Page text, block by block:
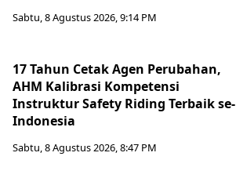
Sabtu, 8 Agustus 2026, 9:14 PM
17 Tahun Cetak Agen Perubahan,
AHM Kalibrasi Kompetensi
Instruktur Safety Riding Terbaik se-
Indonesia
Sabtu, 8 Agustus 2026, 8:47 PM